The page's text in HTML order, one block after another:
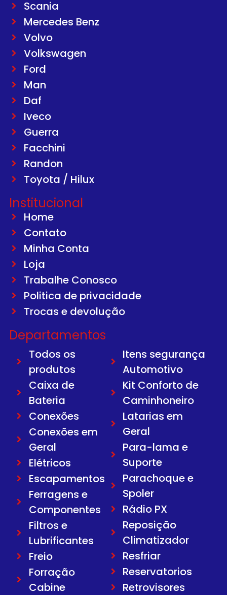
Scania
Mercedes Benz
Volvo
Volkswagen
Ford
Man
Daf
Iveco
Guerra
Facchini
Randon
Toyota / Hilux
Institucional
Home
Contato
Minha Conta
Loja
Trabalhe Conosco
Politica de privacidade
Trocas e devolução
Departamentos
Todos os
produtos
Caixa de
Bateria
Conexões
Conexões em
Geral
Elétricos
Escapamentos
Ferragens e
Componentes
Filtros e
Lubrificantes
Freio
Forração
Cabine
Itens segurança
Automotivo
Kit Conforto de
Caminhoneiro
Latarias em
Geral
Para-lama e
Suporte
Parachoque e
Spoler
Rádio PX
Reposição
Climatizador
Resfriar
Reservatorios
Retrovisores